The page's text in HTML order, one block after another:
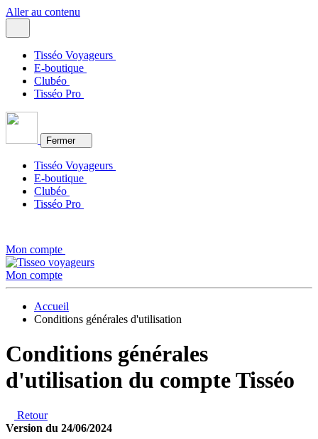
Aller au contenu
Tisséo Voyageurs
E-boutique
Clubéo
Tisséo Pro
Fermer
Tisséo Voyageurs
E-boutique
Clubéo
Tisséo Pro
Mon compte
Mon compte
Accueil
Conditions générales d'utilisation
Conditions générales
d'utilisation du compte Tisséo
Retour
Version du 24/06/2024